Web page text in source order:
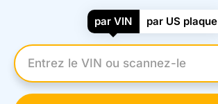
par VIN par US plaque
Entrez le numéro VIN